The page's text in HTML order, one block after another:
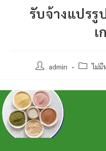
รับจ้างแปร
เ
admin ไม่มี